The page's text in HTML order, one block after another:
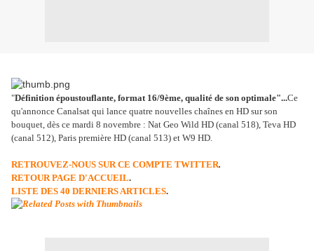
"Définition époustouflante, format 16/9ème, qualité de son optimale"...Ce
qu'annonce Canalsat qui lance quatre nouvelles chaînes en HD sur son
bouquet, dès ce mardi 8 novembre : Nat Geo Wild HD (canal 518), Teva HD
(canal 512), Paris première HD (canal 513) et W9 HD.
RETROUVEZ-NOUS SUR CE COMPTE TWITTER.
RETOUR PAGE D'ACCUEIL.
LISTE DES 40 DERNIERS ARTICLES.